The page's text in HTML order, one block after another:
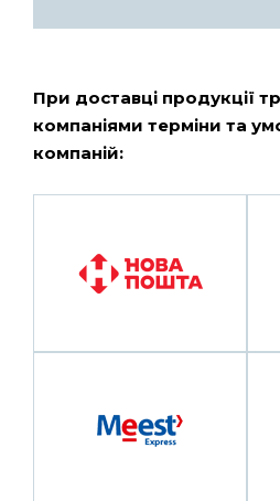
При доставці продукції
компаніями терміни та
компаній: